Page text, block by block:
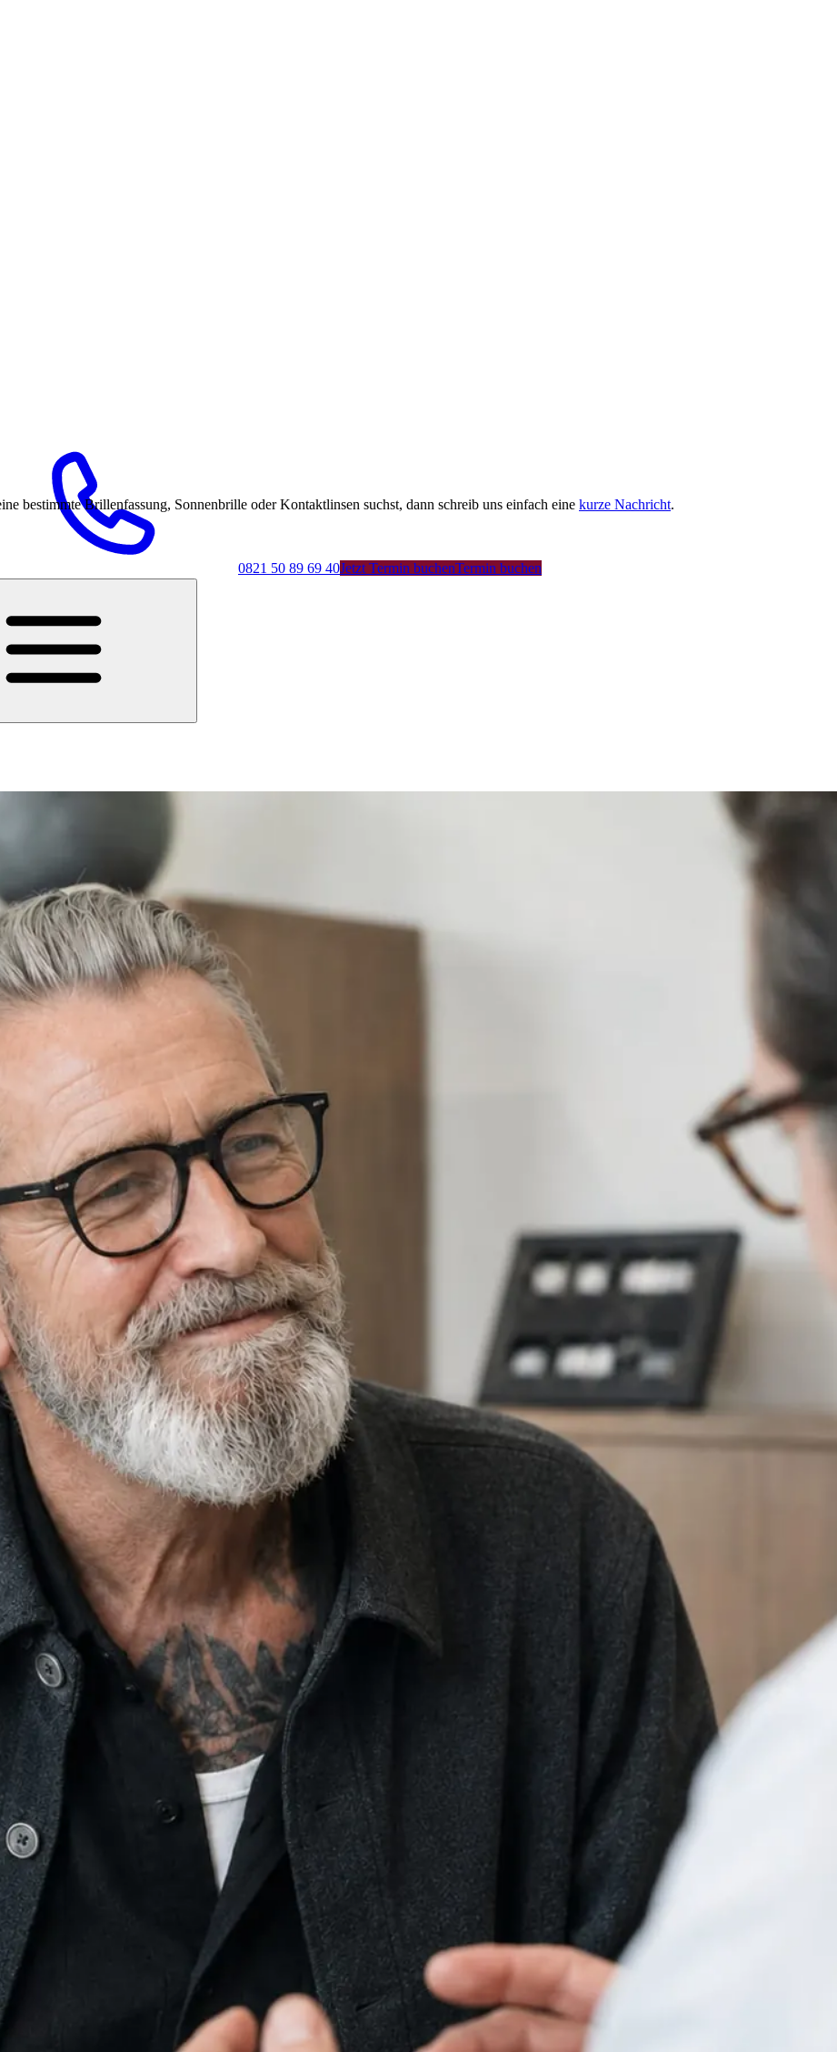
0821 50 89 69 40Jetzt Termin buchenTermin buchen
bestimmte Brillenfassung, Sonnenbrille oder Kontaktlinsen suchst, dann schreib uns einfach eine kurze Nachricht.